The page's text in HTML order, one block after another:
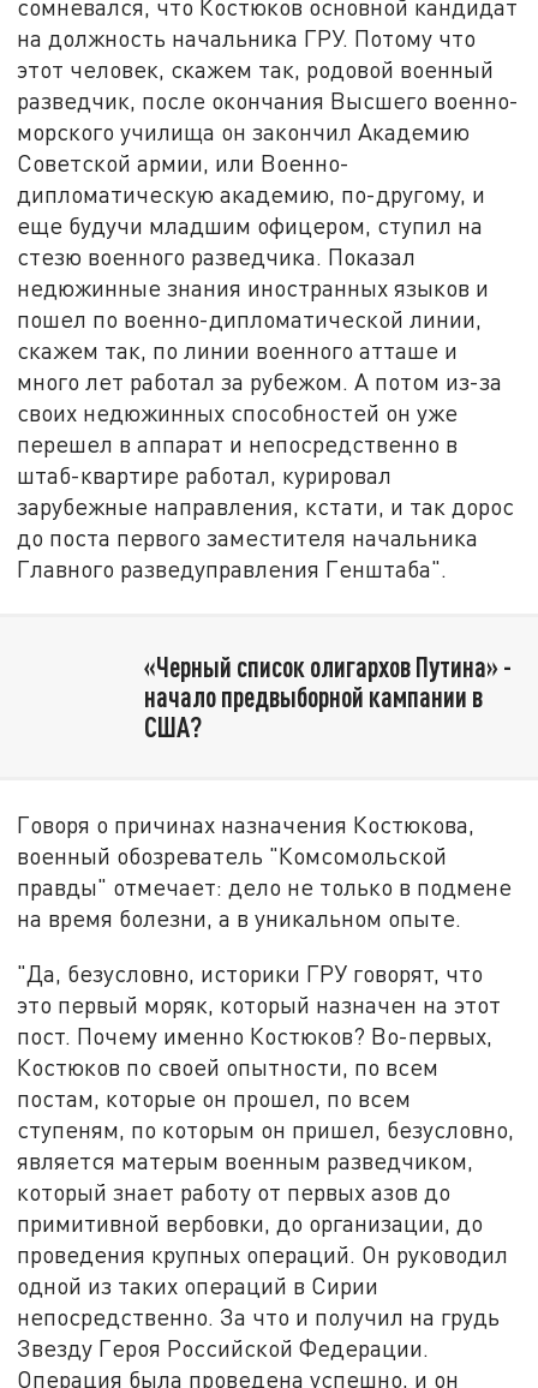
сомневался, что Костюков основной кандидат
на должность начальника ГРУ. Потому что
этот человек, скажем так, родовой военный
разведчик, после окончания Высшего военно-
морского училища он закончил Академию
Советской армии, или Военно-
дипломатическую академию, по-другому, и
еще будучи младшим офицером, ступил на
стезю военного разведчика. Показал
недюжинные знания иностранных языков и
пошел по военно-дипломатической линии,
скажем так, по линии военного атташе и
много лет работал за рубежом. А потом из-за
своих недюжинных способностей он уже
перешел в аппарат и непосредственно в
штаб-квартире работал, курировал
зарубежные направления, кстати, и так дорос
до поста первого заместителя начальника
Главного разведуправления Генштаба".
«Черный список олигархов Путина» -
начало предвыборной кампании в
США?
Говоря о причинах назначения Костюкова,
военный обозреватель "Комсомольской
правды" отмечает: дело не только в подмене
на время болезни, а в уникальном опыте.
"Да, безусловно, историки ГРУ говорят, что
это первый моряк, который назначен на этот
пост. Почему именно Костюков? Во-первых,
Костюков по своей опытности, по всем
постам, которые он прошел, по всем
ступеням, по которым он пришел, безусловно,
является матерым военным разведчиком,
который знает работу от первых азов до
примитивной вербовки, до организации, до
проведения крупных операций. Он руководил
одной из таких операций в Сирии
непосредственно. За что и получил на грудь
Звезду Героя Российской Федерации.
Операция была проведена успешно, и он